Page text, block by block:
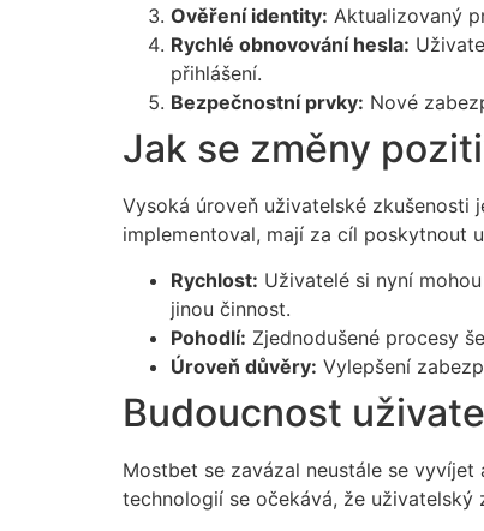
Ověření identity: Aktualizovaný
Rychlé obnovování hesla:
přihlášení.
Bezpečnostní prvky: Nové
Jak se změny
Vysoká úroveň uživatelské zkušenosti
implementoval, mají za cíl poskytnout
Rychlost: Uživatelé si nyní
jinou činnost.
Pohodlí: Zjednodušené procesy
Úroveň důvěry: Vylepšení
Budoucnost
Mostbet se zavázal neustále se
technologií se očekává, že uživatelský